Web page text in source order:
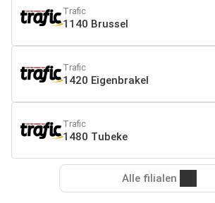
Trafic
1140 Brussel
Trafic
1420 Eigenbrakel
Trafic
1480 Tubeke
Alle filialen